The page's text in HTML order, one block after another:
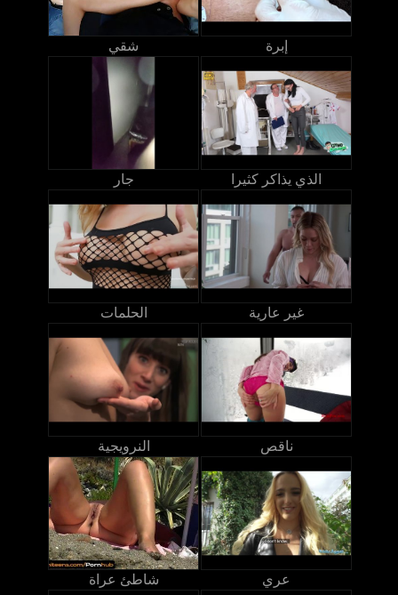
شقي إبرة
جار الذي يذاكر كثيرا
الحلمات غير عارية
النرويجية ناقص
شاطئ عراة عري